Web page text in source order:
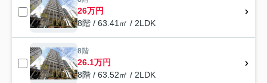
26万円
8階 / 63.41㎡ / 2LDK
8階
26.1万円
8階 / 63.52㎡ / 2LDK